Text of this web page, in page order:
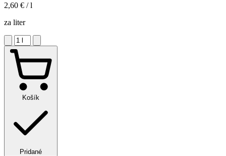
2,60 € / l
za liter
Košík
Pridané